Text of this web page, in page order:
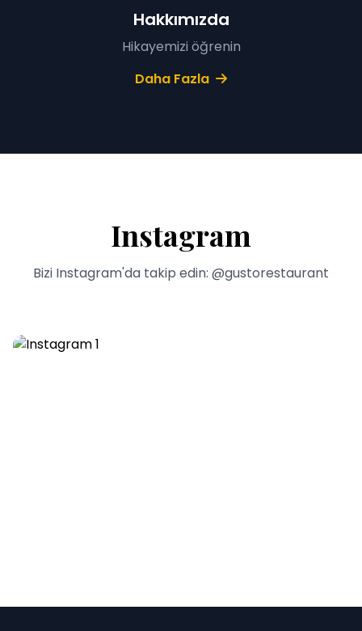
Hakkımızda
Hikayemizi öğrenin
Daha Fazla
Instagram
Bizi Instagram'da takip edin: @gustorestaurant